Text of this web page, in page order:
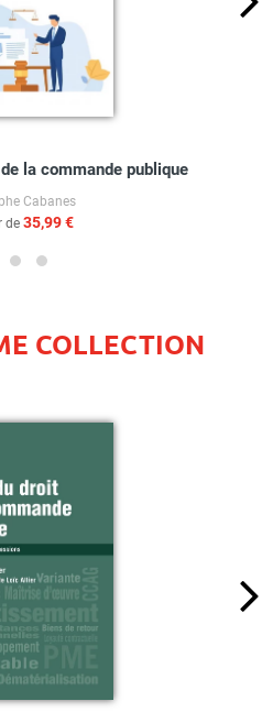
la commande publique
Cabanes
de 35,99 €
COLLECTION